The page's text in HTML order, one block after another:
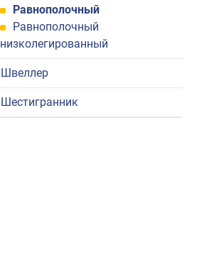
Равнополочный
Равнополочный
низколегированный
Швеллер
Шестигранник